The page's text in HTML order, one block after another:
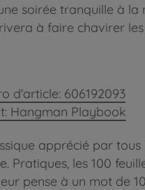
soirée tranquille à la
à faire chavirer les
d'article: 606192093
Hangman Playbook
apprécié par
Pratiques, les 100
pense à un mot de